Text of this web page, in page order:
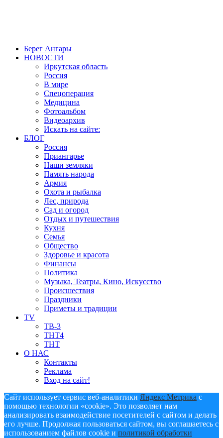
Берег Ангары
НОВОСТИ
Иркутская область
Россия
В мире
Спецоперация
Медицина
Фотоальбом
Видеоархив
Искать на сайте:
БЛОГ
Россия
Приангарье
Наши земляки
Память народа
Армия
Охота и рыбалка
Лес, природа
Сад и огород
Отдых и путешествия
Кухня
Семья
Общество
Здоровье и красота
Финансы
Политика
Музыка, Театры, Кино, Искусство
Происшествия
Праздники
Приметы и традиции
TV
ТВ-3
ТНТ4
ТНТ
О НАС
Контакты
Реклама
Вход на сайт!
Сайт использует сервис веб-аналитики Яндекс Метрика с
помощью технологии «cookie». Это позволяет нам
анализировать взаимодействие посетителей с сайтом и делать
его лучше. Продолжая пользоваться сайтом, вы соглашаетесь с
использованием файлов cookie и политикой обработки